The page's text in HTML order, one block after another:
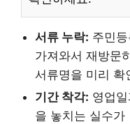
서류 누락: 주민
가져와서 재방문
서류명을 미리 확
기간 착각: 영업
을 놓치는 실수가